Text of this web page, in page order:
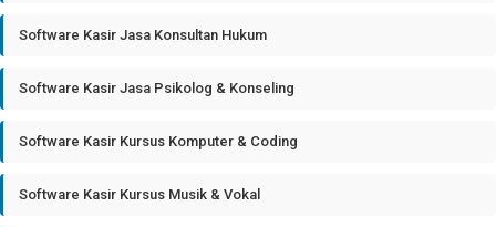
Software Kasir Jasa Konsultan Hukum
Software Kasir Jasa Psikolog & Konseling
Software Kasir Kursus Komputer & Coding
Software Kasir Kursus Musik & Vokal